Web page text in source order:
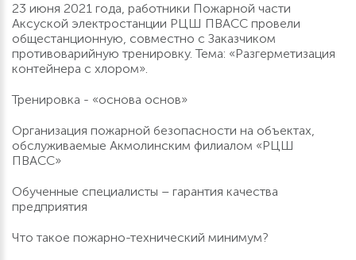
23 июня 2021 года, работники Пожарной части
Аксуской электростанции РЦШ ПВАСС провели
общестанционную, совместно с Заказчиком
противоварийную тренировку. Тема: «Разгерметизация
контейнера с хлором».
Тренировка - «основа основ»
Организация пожарной безопасности на объектах,
обслуживаемые Акмолинским филиалом «РЦШ
ПВАСС»
Обученные специалисты – гарантия качества
предприятия
Что такое пожарно-технический минимум?